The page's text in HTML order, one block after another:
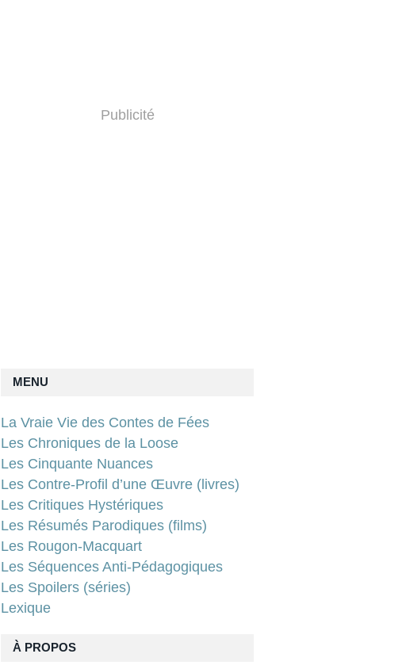
À PROPOS
Publicité
MENU
La Vraie Vie des Contes de Fées
Les Chroniques de la Loose
Les Cinquante Nuances
Les Contre-Profil d’une Œuvre (livres)
Les Critiques Hystériques
Les Résumés Parodiques (films)
Les Rougon-Macquart
Les Séquences Anti-Pédagogiques
Les Spoilers (séries)
Lexique